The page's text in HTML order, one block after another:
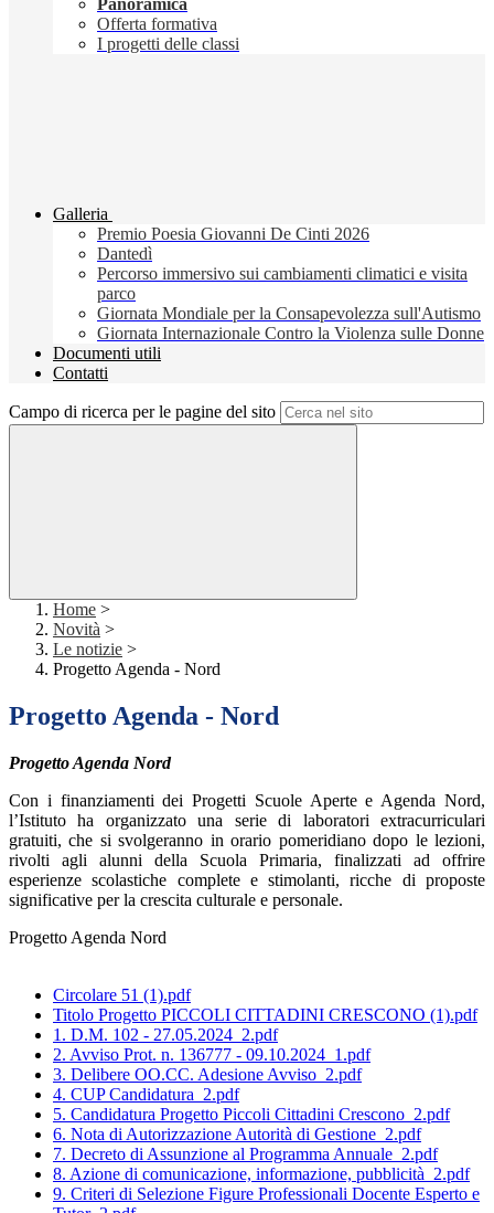
Panoramica
Offerta formativa
I progetti delle classi
Galleria
Premio Poesia Giovanni De Cinti 2026
Dantedì
Percorso immersivo sui cambiamenti climatici e visita
parco
Giornata Mondiale per la Consapevolezza sull'Autismo
Giornata Internazionale Contro la Violenza sulle Donne
Documenti utili
Contatti
Campo di ricerca per le pagine del sito
Home >
Novità >
Le notizie >
Progetto Agenda - Nord
Progetto Agenda - Nord
Progetto Agenda Nord
Con i finanziamenti dei Progetti Scuole Aperte e Agenda Nord,
l’Istituto ha organizzato una serie di laboratori extracurriculari
gratuiti, che si svolgeranno in orario pomeridiano dopo le lezioni,
rivolti agli alunni della Scuola Primaria, finalizzati ad offrire
esperienze scolastiche complete e stimolanti, ricche di proposte
significative per la crescita culturale e personale.
Progetto Agenda Nord
Circolare 51 (1).pdf
Titolo Progetto PICCOLI CITTADINI CRESCONO (1).pdf
1. D.M. 102 - 27.05.2024_2.pdf
2. Avviso Prot. n. 136777 - 09.10.2024_1.pdf
3. Delibere OO.CC. Adesione Avviso_2.pdf
4. CUP Candidatura_2.pdf
5. Candidatura Progetto Piccoli Cittadini Crescono_2.pdf
6. Nota di Autorizzazione Autorità di Gestione_2.pdf
7. Decreto di Assunzione al Programma Annuale_2.pdf
8. Azione di comunicazione, informazione, pubblicità_2.pdf
9. Criteri di Selezione Figure Professionali Docente Esperto e